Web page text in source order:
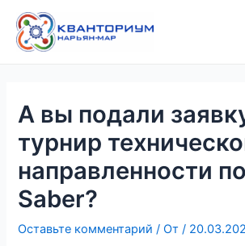
содержимому
А вы подали
турнир
направленности
Saber?
Оставьте комментарий / От/
по
записям